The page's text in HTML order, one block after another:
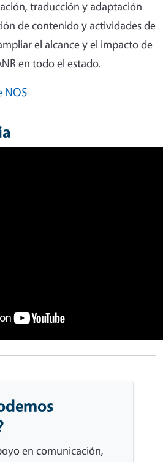
traducción y adaptación
de contenido y actividades de
el alcance y el impacto de
en todo el estado.
NOS
en comunicación,